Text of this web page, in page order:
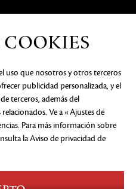
LEGALES
NO
COOKIES
todos los
son
dueños.
uso que nosotros y otros terceros
publicidad personalizada, y el
terceros, además del
Ve a «Ajustes de
Para más información sobre
la Aviso de privacidad de